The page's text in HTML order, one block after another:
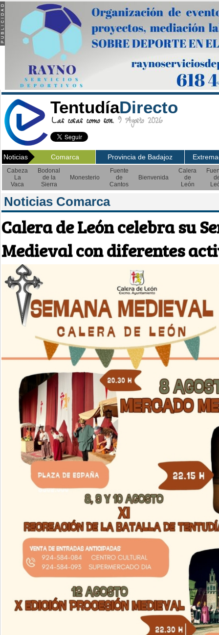
TentudíaDirecto
Las cosas como son. 9 Agosto 2026
Noticias Comarca Provincia de Badajoz
Cabeza
La
Vaca
Bodonal
de la
Sierra
Monesterio
Fuente
de
Cantos
Bienvenida
Calera
de
León
Noticias Comarca
Calera de León celebra su
Medieval con diferentes